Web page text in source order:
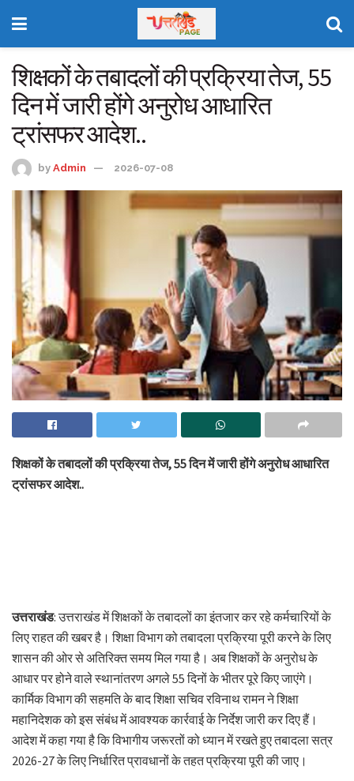
शिक्षकों के तबादलों की प्रक्रिया तेज, 55
दिन में जारी होंगे अनुरोध आधारित
ट्रांसफर आदेश..
by Admin 2026-07-08
शिक्षकों के तबादलों की प्रक्रिया तेज, 55 दिन में जारी होंगे अनुरोध आधारित
ट्रांसफर आदेश..
उत्तराखंड: उत्तराखंड में शिक्षकों के तबादलों का इंतजार कर रहे कर्मचारियों के
लिए राहत की खबर है। शिक्षा विभाग को तबादला प्रक्रिया पूरी करने के लिए
शासन की ओर से अतिरिक्त समय मिल गया है। अब शिक्षकों के अनुरोध के
आधार पर होने वाले स्थानांतरण अगले 55 दिनों के भीतर पूरे किए जाएंगे।
कार्मिक विभाग की सहमति के बाद शिक्षा सचिव रविनाथ रामन ने शिक्षा
महानिदेशक को इस संबंध में आवश्यक कार्रवाई के निर्देश जारी कर दिए हैं।
आदेश में कहा गया है कि विभागीय जरूरतों को ध्यान में रखते हुए तबादला सत्र
2026-27 के लिए निर्धारित प्रावधानों के तहत प्रक्रिया पूरी की जाए।